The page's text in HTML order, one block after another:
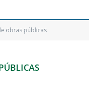
obras públicas